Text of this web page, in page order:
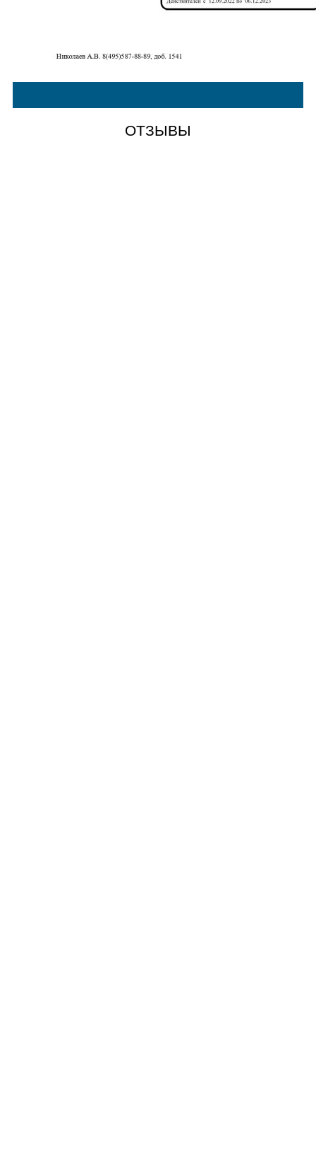
ОТЗЫВЫ